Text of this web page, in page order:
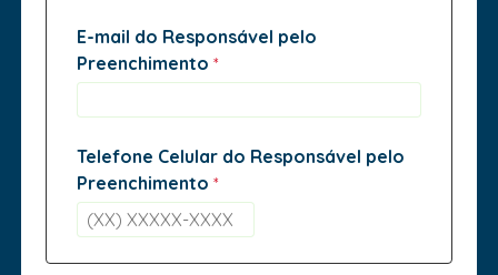
E-mail do Responsável pelo
Preenchimento
Telefone Celular do Responsável pelo
Preenchimento